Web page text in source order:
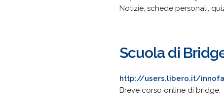
Notizie, schede personali,
Scuola di
http://users.libero.it/
Breve corso online di bridge.